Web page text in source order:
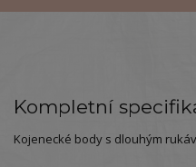
Kompletní
Kojenecké body s dlouhým